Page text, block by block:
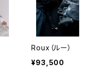
Roux（ルー）
¥93,500